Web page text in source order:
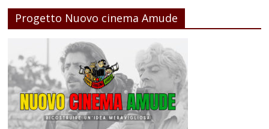
Progetto Nuovo cinema Amude